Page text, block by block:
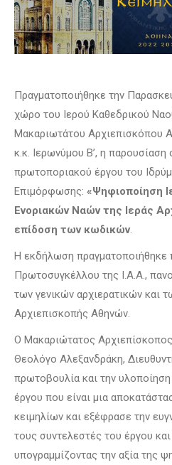
Πραγματοποιήθηκε την
χώρο του Ιερού Καθεδρικού
Μακαριωτάτου Αρχιεπισκόπου
κ.κ. Ιερωνύμου Β’, η παρουσίαση
πρωτοποριακού έργου του
Επιμόρφωσης: «Ψηφιοποίηση
Ενοριακών Ναών της Ιεράς
επίδοση των κωδικών.
Η εκδήλωση πραγματοποιήθηκε
Πρωτοσυγκέλλου της Ι.Α.Α.,
των γενικών αρχιερατικών και
Αρχιεπισκοπής Αθηνών.
Ο Μακαριώτατος
Θεολόγο Αλεξανδράκη,
πρωτοβουλία και την
έργου που είναι μια
κειμηλίων και εξέφρασε την
τους συντελεστές του έργου
υπογραμμίζοντας την αξία της